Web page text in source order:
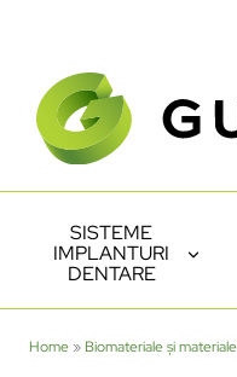
SISTEME
IMPLANTURI
DENTARE
Home » Biomateriale și